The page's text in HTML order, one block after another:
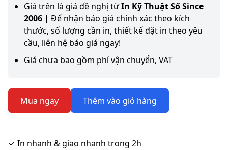
Giá trên là giá đề nghị từIn Kỹ Thuật Số Since
2006 | Để nhận báo giá chính xác theo kích
thước, số lượng cần in, thiết kế đặt in theo yêu
cầu, liên hệ báo giá ngay!
Giá chưa bao gồm phí vận chuyển, VAT
Mua ngay Thêm vào giỏ hàng
✓ In nhanh & giao nhanh trong 2h